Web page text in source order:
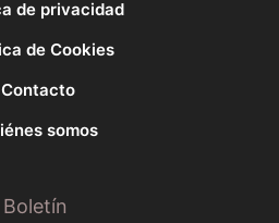
de privacidad
de Cookies
Contacto
somos
Boletín